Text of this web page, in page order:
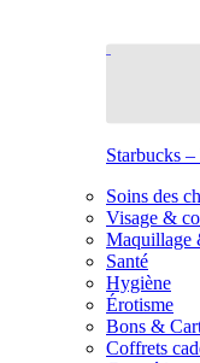
Starbucks
Soins des
Visage &
Maquillage
Santé
Hygiène
Érotisme
Bons &
Coffrets